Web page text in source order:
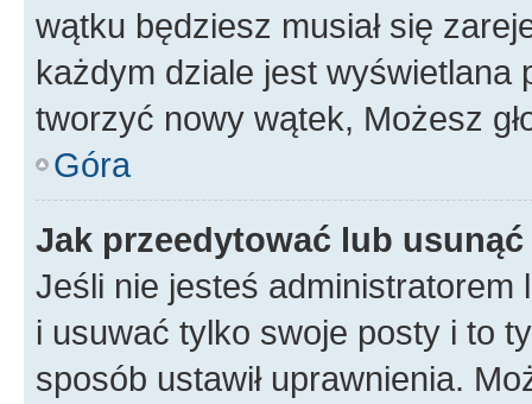
wątku będziesz musiał się
każdym dziale jest wyświetlana
tworzyć nowy wątek, Możesz
Góra
Jak przeedytować lub
Jeśli nie jesteś
i usuwać tylko swoje posty i to
sposób ustawił uprawnienia.